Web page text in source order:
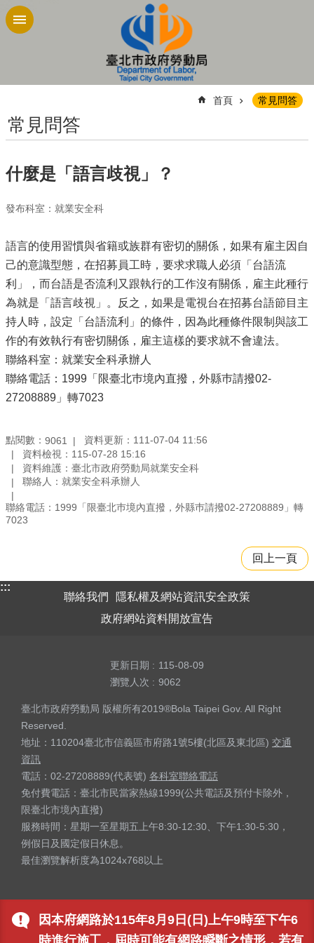
跳到主要內容區塊
因本府網路於115年8月9日(日)上午9時至下午6
時進行施工，屆時可能有網路瞬斷之情形，若有
首頁 常見問答
常見問答
什麼是「語言歧視」？
發布科室：就業安全科
語言的使用習慣與省籍或族群有密切的關係，如果有雇主因自
己的意識型態，在招募員工時，要求求職人必須「台語流
利」，而台語是否流利又跟執行的工作沒有關係，雇主此種行
為就是「語言歧視」。反之，如果是電視台在招募台語節目主
持人時，設定「台語流利」的條件，因為此種條件限制與該工
作的有效執行有密切關係，雇主這樣的要求就不會違法。
聯絡科室：就業安全科承辦人
聯絡電話：1999「限臺北巿境內直撥，外縣巿請撥02-
27208889」轉7023
點閱數： 9061
資料更新：111-07-04 11:56
資料檢視：115-07-28 15:16
資料維護：臺北市政府勞動局就業安全科
聯絡人：就業安全科承辦人
聯絡電話：1999「限臺北巿境內直撥，外縣巿請撥02-27208889」轉
7023
回上一頁
:::
聯絡我們
隱私權及網站資訊安全政策
政府網站資料開放宣告
更新日期
115-08-09
瀏覽人次
9062
臺北市政府勞動局 版權所有2019®Bola Taipei Gov. All Right
Reserved.
地址：110204臺北市信義區市府路1號5樓(北區及東北區) 交通
資訊
電話：02-27208889(代表號) 各科室聯絡電話
免付費電話：臺北市民當家熱線1999(公共電話及預付卡除外，
限臺北市境內直撥)
服務時間：星期一至星期五上午8:30-12:30、下午1:30-5:30，
例假日及國定假日休息。
最佳瀏覽解析度為1024x768以上